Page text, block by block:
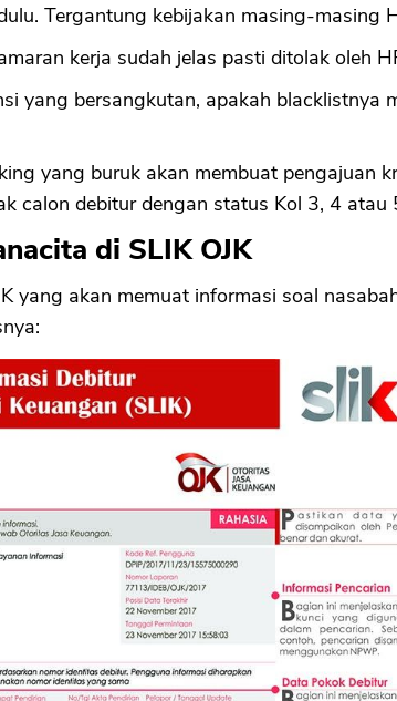
Tergantung kebijakan masing-masing
kerja sudah jelas pasti ditolak oleh
yang bersangkutan, apakah blacklistnya
yang buruk akan membuat pengajuan
calon debitur dengan status Kol 3, 4 atau
di SLIK OJK
yang akan memuat informasi soal